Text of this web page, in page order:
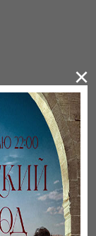
о запрете?
×